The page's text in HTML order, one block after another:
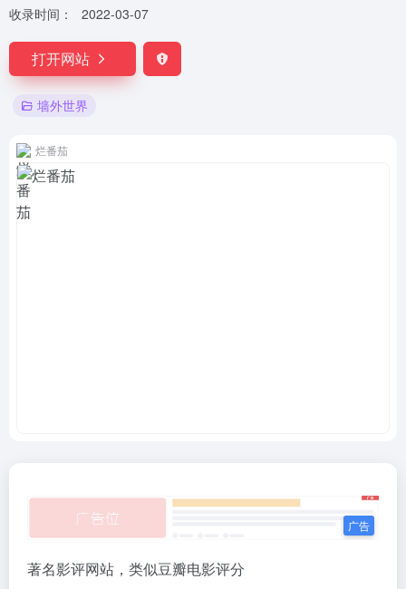
收录时间：
2022-03-07
打开网站
墙外世界
烂番茄
著名影评网站，类似豆瓣电影评分